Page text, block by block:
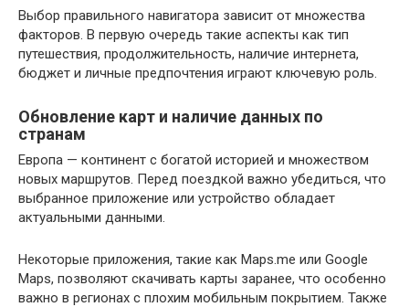
Выбор правильного навигатора зависит от множества
факторов. В первую очередь такие аспекты как тип
путешествия, продолжительность, наличие интернета,
бюджет и личные предпочтения играют ключевую роль.
Обновление карт и наличие данных по
странам
Европа — континент с богатой историей и множеством
новых маршрутов. Перед поездкой важно убедиться, что
выбранное приложение или устройство обладает
актуальными данными.
Некоторые приложения, такие как Maps.me или Google
Maps, позволяют скачивать карты заранее, что особенно
важно в регионах с плохим мобильным покрытием. Также